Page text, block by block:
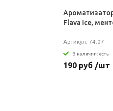
Flava Ice,
Артикул: 74.07
В наличии: есть
190 руб /шт